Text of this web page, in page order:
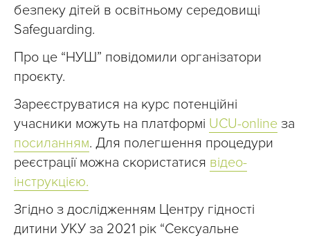
безпеку дітей в освітньому середовищі
Safeguarding.
Про це “НУШ” повідомили організатори
проєкту.
Зареєструватися на курс потенційні
учасники можуть на платформі UCU-online за
посиланням. Для полегшення процедури
реєстрації можна скористатися відео-
інструкцією.
Згідно з дослідженням Центру гідності
дитини УКУ за 2021 рік “Сексуальне